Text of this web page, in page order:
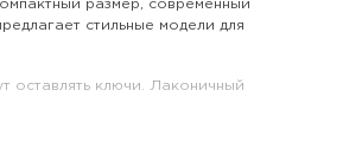
размер, современный
стильные модели для
оставлять ключи. Лаконичный